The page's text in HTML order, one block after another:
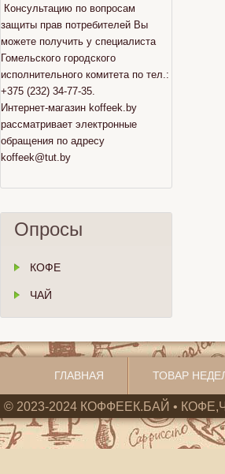
Консультацию по вопросам
защиты прав потребителей Вы
можете получить у специалиста
Гомельского городского
исполнительного комитета по тел.:
+375 (232) 34-77-35.
Интернет-магазин koffeek.by
рассматривает электронные
обращения по адресу
koffeek@tut.by
Опросы
КОФЕ
ЧАЙ
ГЛАВНАЯ ТОВАР
© 2023-2024 КОФФЕЕК.БАЙ •